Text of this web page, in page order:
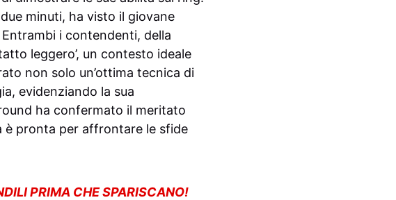
minuti, ha visto il giovane
i contendenti, della
leggero’, un contesto ideale
non solo un’ottima tecnica di
evidenziando la sua
ha confermato il meritato
è pronta per affrontare le sfide
PRIMA CHE SPARISCANO!